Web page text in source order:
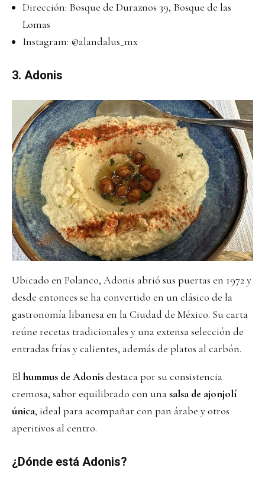
Dirección: Bosque de Duraznos 39, Bosque de las
Lomas
Instagram: @alandalus_mx
3. Adonis
Ubicado en Polanco, Adonis abrió sus puertas en 1972 y
desde entonces se ha convertido en un clásico de la
gastronomía libanesa en la Ciudad de México. Su carta
reúne recetas tradicionales y una extensa selección de
entradas frías y calientes, además de platos al carbón.
El hummus de Adonisdestaca por su consistencia
cremosa, sabor equilibrado con unasalsa de ajonjolí
única, ideal para acompañar con pan árabe y otros
aperitivos al centro.
¿Dónde está Adonis?